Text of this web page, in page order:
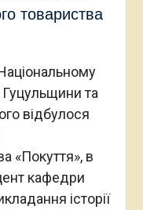
товариства
та
відбулося
«Покуття», в
кафедри
історії